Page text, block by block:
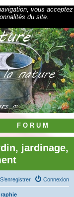
vous acceptez
du site.
F O R U M
jardinage,
Connexion
S’enregistrer